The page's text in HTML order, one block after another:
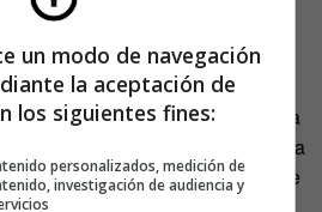
Baja
mismo espacio la coctelería de
Juan D’Onofrio (chef de Chispa
musical centrada en la escucha
de la amistad entre ambos y de
un modo de navegación
la aceptación de
los siguientes fines:
personalizados, medición de
investigación de audiencia y